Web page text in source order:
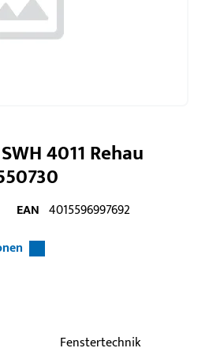
4011 Rehau
EAN 4015596997692
Fenstertechnik